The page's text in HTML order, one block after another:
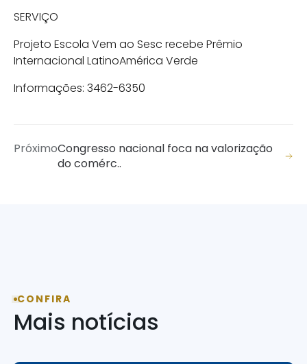
SERVIÇO
Projeto Escola Vem ao Sesc recebe Prêmio
Internacional LatinoAmérica Verde
Informações: 3462-6350
PróximoCongresso nacional foca na valorização
do comérc..
CONFIRA
Mais notícias